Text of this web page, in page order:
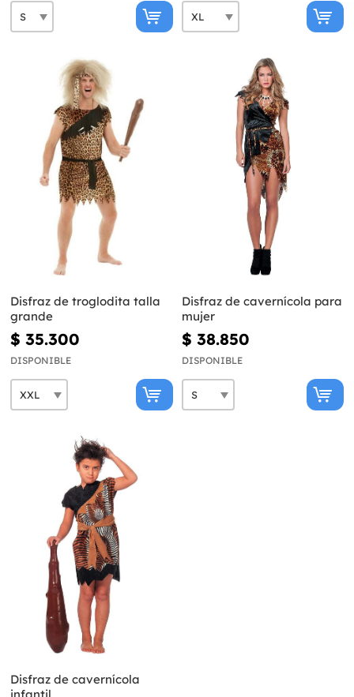
Disfraz de troglodita talla
grande
$ 35.300
DISPONIBLE
Disfraz de cavernícola para
mujer
$ 38.850
DISPONIBLE
Disfraz de cavernícola